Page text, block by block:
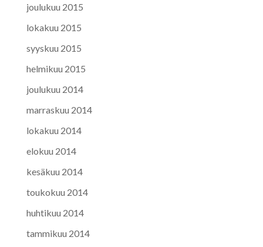
joulukuu 2015
lokakuu 2015
syyskuu 2015
helmikuu 2015
joulukuu 2014
marraskuu 2014
lokakuu 2014
elokuu 2014
kesäkuu 2014
toukokuu 2014
huhtikuu 2014
tammikuu 2014